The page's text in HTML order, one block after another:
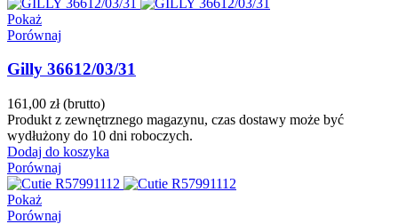
Pokaż
Porównaj
Gilly 36612/03/31
161,00 zł (brutto)
Produkt z zewnętrznego magazynu, czas dostawy może być
wydłużony do 10 dni roboczych.
Dodaj do koszyka
Porównaj
Pokaż
Porównaj